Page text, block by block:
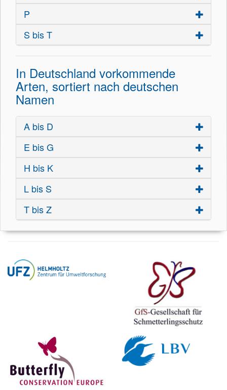
P
S bis T
In Deutschland vorkommende
Arten, sortiert nach deutschen
Namen
A bis D
E bis G
H bis K
L bis S
T bis Z